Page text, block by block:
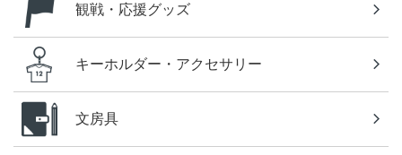
観戦・応援グッズ
キーホルダー・アクセサリー
文房具